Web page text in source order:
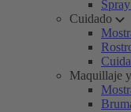
Cuidado
Maquillaje